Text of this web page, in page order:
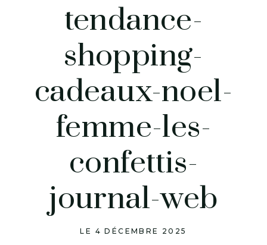
tendance-
shopping-
cadeaux-noel-
femme-les-
confettis-
journal-web
LE 4 DÉCEMBRE 2025